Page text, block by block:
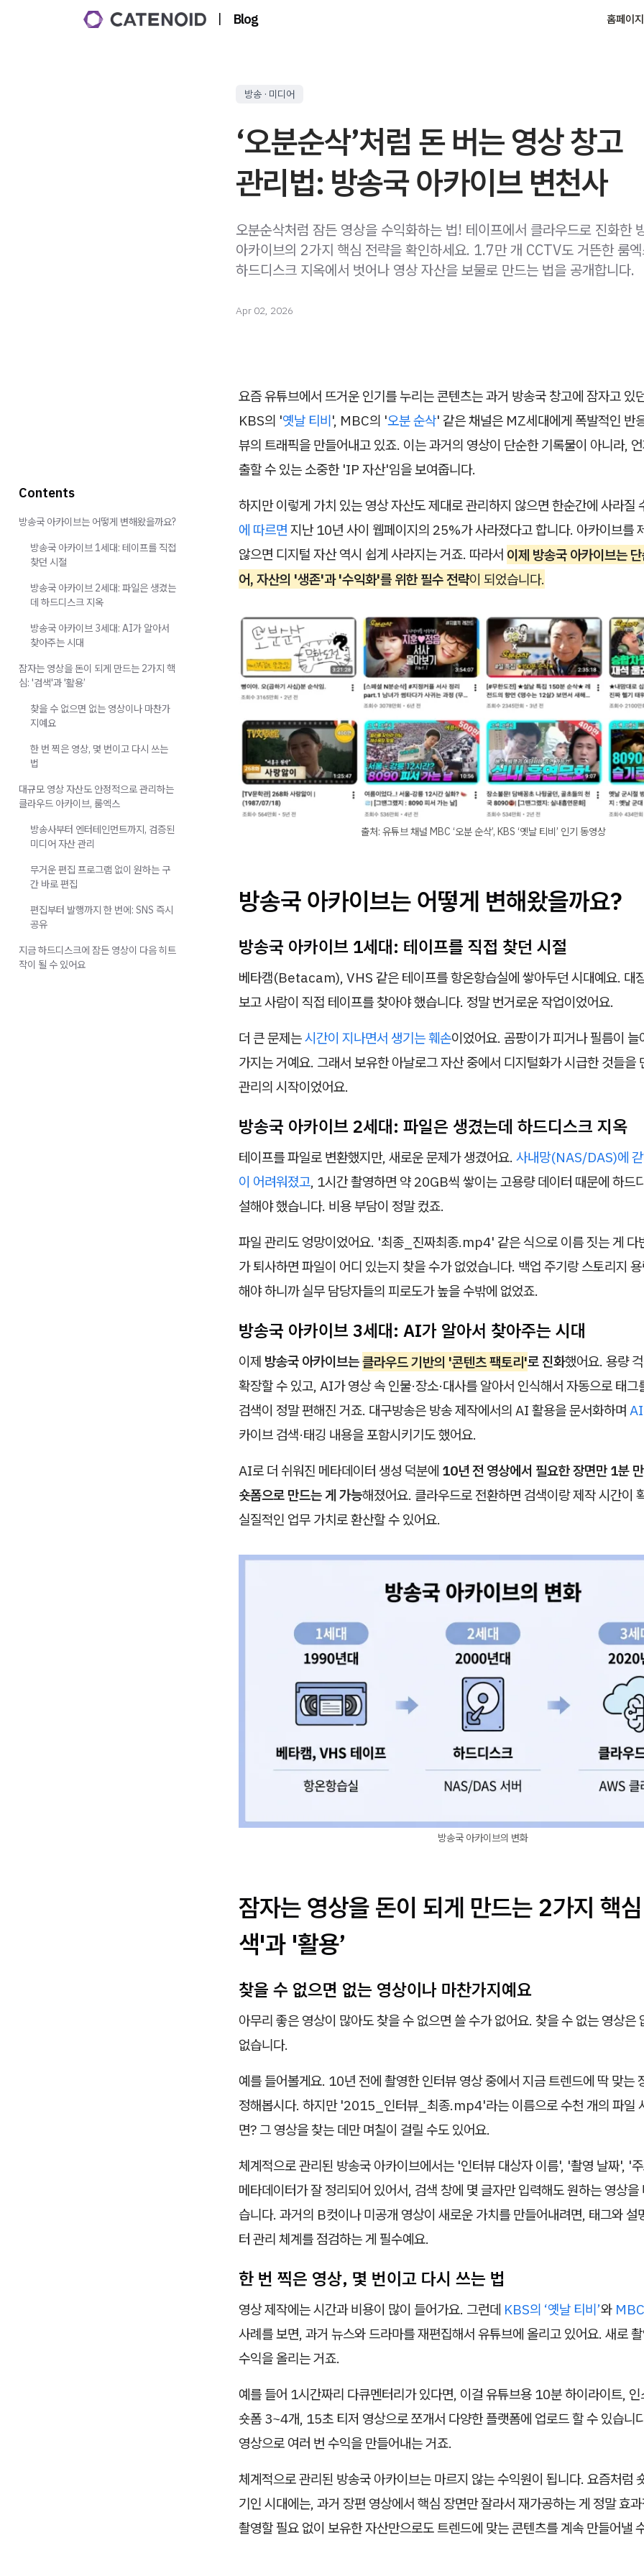
| Blog 홈페이
방송 · 미디어
‘오분순삭’처럼 돈 버는 영상 창고
관리법: 방송국 아카이브 변천사
오분순삭처럼 잠든 영상을 수익화하는 법! 테이프에서 클라우드로 진화한
아카이브의 2가지 핵심 전략을 확인하세요. 1.7만 개 CCTV도 거뜬한 룸
하드디스크 지옥에서 벗어나 영상 자산을 보물로 만드는 법을 공개합니다.
Apr 02, 2026
요즘 유튜브에서 뜨거운 인기를 누리는 콘텐츠는 과거 방송국 창고에 잠자고 있
KBS의 '옛날 티비', MBC의 '오분 순삭' 같은 채널은 MZ세대에게 폭발적인 반
뷰의 트래픽을 만들어내고 있죠. 이는 과거의 영상이 단순한 기록물이 아니라,
출할 수 있는 소중한 'IP 자산'임을 보여줍니다.
하지만 이렇게 가치 있는 영상 자산도 제대로 관리하지 않으면 한순간에 사라질
에 따르면 지난 10년 사이 웹페이지의 25%가 사라졌다고 합니다. 아카이브를
않으면 디지털 자산 역시 쉽게 사라지는 거죠. 따라서 이제 방송국 아카이브는
어, 자산의 '생존'과 '수익화'를 위한 필수 전략이 되었습니다.
출처: 유튜브 채널 MBC ‘오분 순삭’, KBS ‘옛날 티비’ 인기 동영상
방송국 아카이브는 어떻게 변해왔을까요?
방송국 아카이브 1세대: 테이프를 직접 찾던 시절
베타캠(Betacam), VHS 같은 테이프를 항온항습실에 쌓아두던 시대예요. 대
보고 사람이 직접 테이프를 찾아야 했습니다. 정말 번거로운 작업이었어요.
더 큰 문제는시간이 지나면서 생기는 훼손이었어요. 곰팡이가 피거나 필름이 늘
가지는 거예요. 그래서 보유한 아날로그 자산 중에서 디지털화가 시급한 것들을
관리의 시작이었어요.
방송국 아카이브 2세대: 파일은 생겼는데 하드디스크 지옥
테이프를 파일로 변환했지만, 새로운 문제가 생겼어요. 사내망(NAS/DAS)에
이 어려워졌고, 1시간 촬영하면 약 20GB씩 쌓이는 고용량 데이터 때문에 하드
설해야 했습니다. 비용 부담이 정말 컸죠.
파일 관리도 엉망이었어요. '최종_진짜최종.mp4' 같은 식으로 이름 짓는 게 다
가 퇴사하면 파일이 어디 있는지 찾을 수가 없었습니다. 백업 주기랑 스토리지
해야 하니까 실무 담당자들의 피로도가 높을 수밖에 없었죠.
방송국 아카이브 3세대: AI가 알아서 찾아주는 시대
이제 방송국 아카이브는클라우드 기반의 '콘텐츠 팩토리'로 진화했어요. 용량
확장할 수 있고, AI가 영상 속 인물·장소·대사를 알아서 인식해서 자동으로 태그
검색이 정말 편해진 거죠. 대구방송은 방송 제작에서의 AI 활용을 문서화하며 AI
카이브 검색·태깅 내용을 포함시키기도 했어요.
AI로 더 쉬워진 메타데이터 생성 덕분에 10년 전 영상에서 필요한 장면만 1분
숏폼으로 만드는 게 가능해졌어요. 클라우드로 전환하면 검색이랑 제작 시간이
실질적인 업무 가치로 환산할 수 있어요.
방송국 아카이브의 변화
잠자는 영상을 돈이 되게 만드는 2가지 핵
색'과 '활용’
찾을 수 없으면 없는 영상이나 마찬가지예요
아무리 좋은 영상이 많아도 찾을 수 없으면 쓸 수가 없어요. 찾을 수 없는 영상은
없습니다.
예를 들어볼게요. 10년 전에 촬영한 인터뷰 영상 중에서 지금 트렌드에 딱 맞는
정해봅시다. 하지만 '2015_인터뷰_최종.mp4'라는 이름으로 수천 개의 파일
면? 그 영상을 찾는 데만 며칠이 걸릴 수도 있어요.
체계적으로 관리된 방송국 아카이브에서는 '인터뷰 대상자 이름', '촬영 날짜', '
메타데이터가 잘 정리되어 있어서, 검색 창에 몇 글자만 입력해도 원하는 영상을
습니다. 과거의 B컷이나 미공개 영상이 새로운 가치를 만들어내려면, 태그와 설
터 관리 체계를 점검하는 게 필수예요.
한 번 찍은 영상, 몇 번이고 다시 쓰는 법
영상 제작에는 시간과 비용이 많이 들어가요. 그런데 KBS의 ‘옛날 티비’와
사례를 보면, 과거 뉴스와 드라마를 재편집해서 유튜브에 올리고 있어요. 새로
수익을 올리는 거죠.
예를 들어 1시간짜리 다큐멘터리가 있다면, 이걸 유튜브용 10분 하이라이트,
숏폼 3~4개, 15초 티저 영상으로 쪼개서 다양한 플랫폼에 업로드 할 수 있습니
영상으로 여러 번 수익을 만들어내는 거죠.
체계적으로 관리된 방송국 아카이브는 마르지 않는 수익원이 됩니다. 요즘처럼
기인 시대에는, 과거 장편 영상에서 핵심 장면만 잘라서 재가공하는 게 정말 효
촬영할 필요 없이 보유한 자산만으로도 트렌드에 맞는 콘텐츠를 계속 만들어낼
Contents
방송국 아카이브는 어떻게 변해왔을까요?
방송국 아카이브 1세대: 테이프를 직접
찾던 시절
방송국 아카이브 2세대: 파일은 생겼는
데 하드디스크 지옥
방송국 아카이브 3세대: AI가 알아서
찾아주는 시대
잠자는 영상을 돈이 되게 만드는 2가지 핵
심: '검색'과 '활용’
찾을 수 없으면 없는 영상이나 마찬가
지예요
한 번 찍은 영상, 몇 번이고 다시 쓰는
법
대규모 영상 자산도 안정적으로 관리하는
클라우드 아카이브, 룸엑스
방송사부터 엔터테인먼트까지, 검증된
미디어 자산 관리
무거운 편집 프로그램 없이 원하는 구
간 바로 편집
편집부터 발행까지 한 번에: SNS 즉시
공유
지금 하드디스크에 잠든 영상이 다음 히트
작이 될 수 있어요